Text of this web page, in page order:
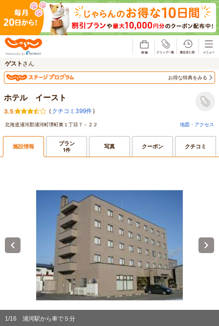
ゲスト さん
お得な特典をみる
ホテル イースト
3.5 ( クチコミ399件)
北海道浦河郡浦河町堺町東１丁目７－２２ 地図・アクセス
施設情報 プラン
1件 写真 クーポン クチコミ
1/16 浦河駅から車で５分